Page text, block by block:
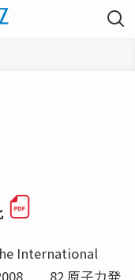
International
2008 82 原子力発